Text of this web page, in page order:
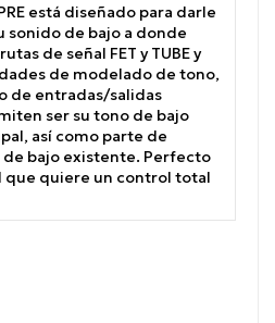
está diseñado para darle
sonido de bajo a donde
de señal FET y TUBE y
de modelado de tono,
de entradas/salidas
ser su tono de bajo
así como parte de
bajo existente. Perfecto
que quiere un control total